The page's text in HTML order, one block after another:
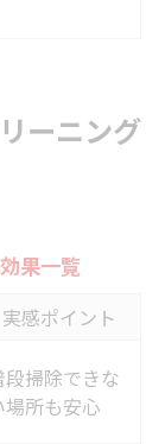
暮らし方
ツ
足感
ーニング
果一覧
実感ポイント
段掃除できな
場所も安心